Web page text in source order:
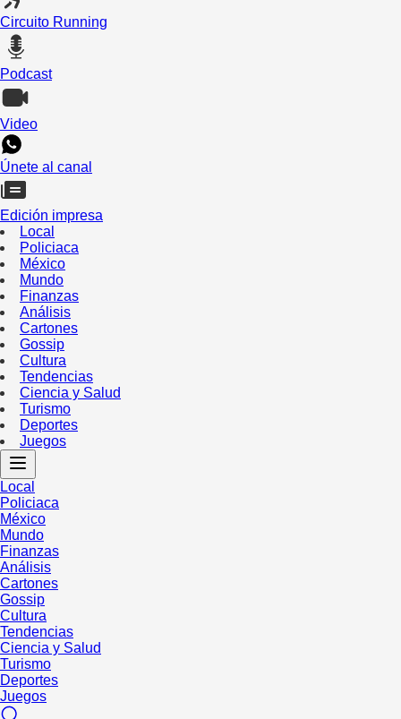
Circuito Running
Podcast
Video
Únete al canal
Edición impresa
Local
Policiaca
México
Mundo
Finanzas
Análisis
Cartones
Gossip
Cultura
Tendencias
Ciencia y Salud
Turismo
Deportes
Juegos
Local
Policiaca
México
Mundo
Finanzas
Análisis
Cartones
Gossip
Cultura
Tendencias
Ciencia y Salud
Turismo
Deportes
Juegos